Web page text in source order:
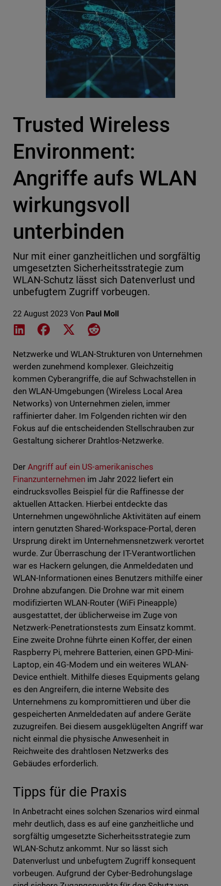
Trusted Wireless
Environment:
Angriffe aufs WLAN
wirkungsvoll
unterbinden
Nur mit einer ganzheitlichen und sorgfältig
umgesetzten Sicherheitsstrategie zum
WLAN-Schutz lässt sich Datenverlust und
unbefugtem Zugriff vorbeugen.
22 August 2023 Von Paul Moll
Share on LinkedIn
Share on Facebook
Share on XShare on Reddit
Netzwerke und WLAN-Strukturen von Unternehmen
werden zunehmend komplexer. Gleichzeitig
kommen Cyberangriffe, die auf Schwachstellen in
den WLAN-Umgebungen (Wireless Local Area
Networks) von Unternehmen zielen, immer
raffinierter daher. Im Folgenden richten wir den
Fokus auf die entscheidenden Stellschrauben zur
Gestaltung sicherer Drahtlos-Netzwerke.
Der Angriff auf ein US-amerikanisches
Finanzunternehmenim Jahr 2022 liefert ein
eindrucksvolles Beispiel für die Raffinesse der
aktuellen Attacken. Hierbei entdeckte das
Unternehmen ungewöhnliche Aktivitäten auf einem
intern genutzten Shared-Workspace-Portal, deren
Ursprung direkt im Unternehmensnetzwerk verortet
wurde. Zur Überraschung der IT-Verantwortlichen
war es Hackern gelungen, die Anmeldedaten und
WLAN-Informationen eines Benutzers mithilfe einer
Drohne abzufangen. Die Drohne war mit einem
modifizierten WLAN-Router (WiFi Pineapple)
ausgestattet, der üblicherweise im Zuge von
Netzwerk-Penetrationstests zum Einsatz kommt.
Eine zweite Drohne führte einen Koffer, der einen
Raspberry Pi, mehrere Batterien, einen GPD-Mini-
Laptop, ein 4G-Modem und ein weiteres WLAN-
Device enthielt. Mithilfe dieses Equipments gelang
es den Angreifern, die interne Website des
Unternehmens zu kompromittieren und über die
gespeicherten Anmeldedaten auf andere Geräte
zuzugreifen. Bei diesem ausgeklügelten Angriff war
nicht einmal die physische Anwesenheit in
Reichweite des drahtlosen Netzwerks des
Gebäudes erforderlich.
Tipps für die Praxis
In Anbetracht eines solchen Szenarios wird einmal
mehr deutlich, dass es auf eine ganzheitliche und
sorgfältig umgesetzte Sicherheitsstrategie zum
WLAN-Schutz ankommt. Nur so lässt sich
Datenverlust und unbefugtem Zugriff konsequent
vorbeugen. Aufgrund der Cyber-Bedrohungslage